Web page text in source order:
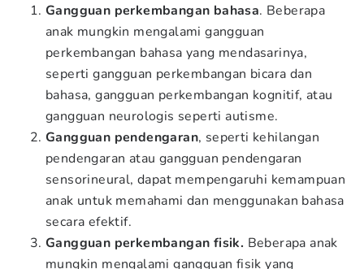
Gangguan perkembangan bahasa. Beberapa
anak mungkin mengalami gangguan
perkembangan bahasa yang mendasarinya,
seperti gangguan perkembangan bicara dan
bahasa, gangguan perkembangan kognitif, atau
gangguan neurologis seperti autisme.
Gangguan pendengaran, seperti kehilangan
pendengaran atau gangguan pendengaran
sensorineural, dapat mempengaruhi kemampuan
anak untuk memahami dan menggunakan bahasa
secara efektif.
Gangguan perkembangan fisik. Beberapa anak
mungkin mengalami gangguan fisik yang